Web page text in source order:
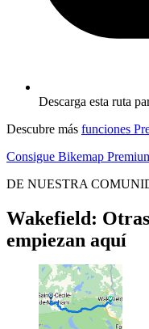
Descarga esta ruta
Descubre más funciones
Consigue Bikemap
DE NUESTRA
Wakefield:
empiezan aquí